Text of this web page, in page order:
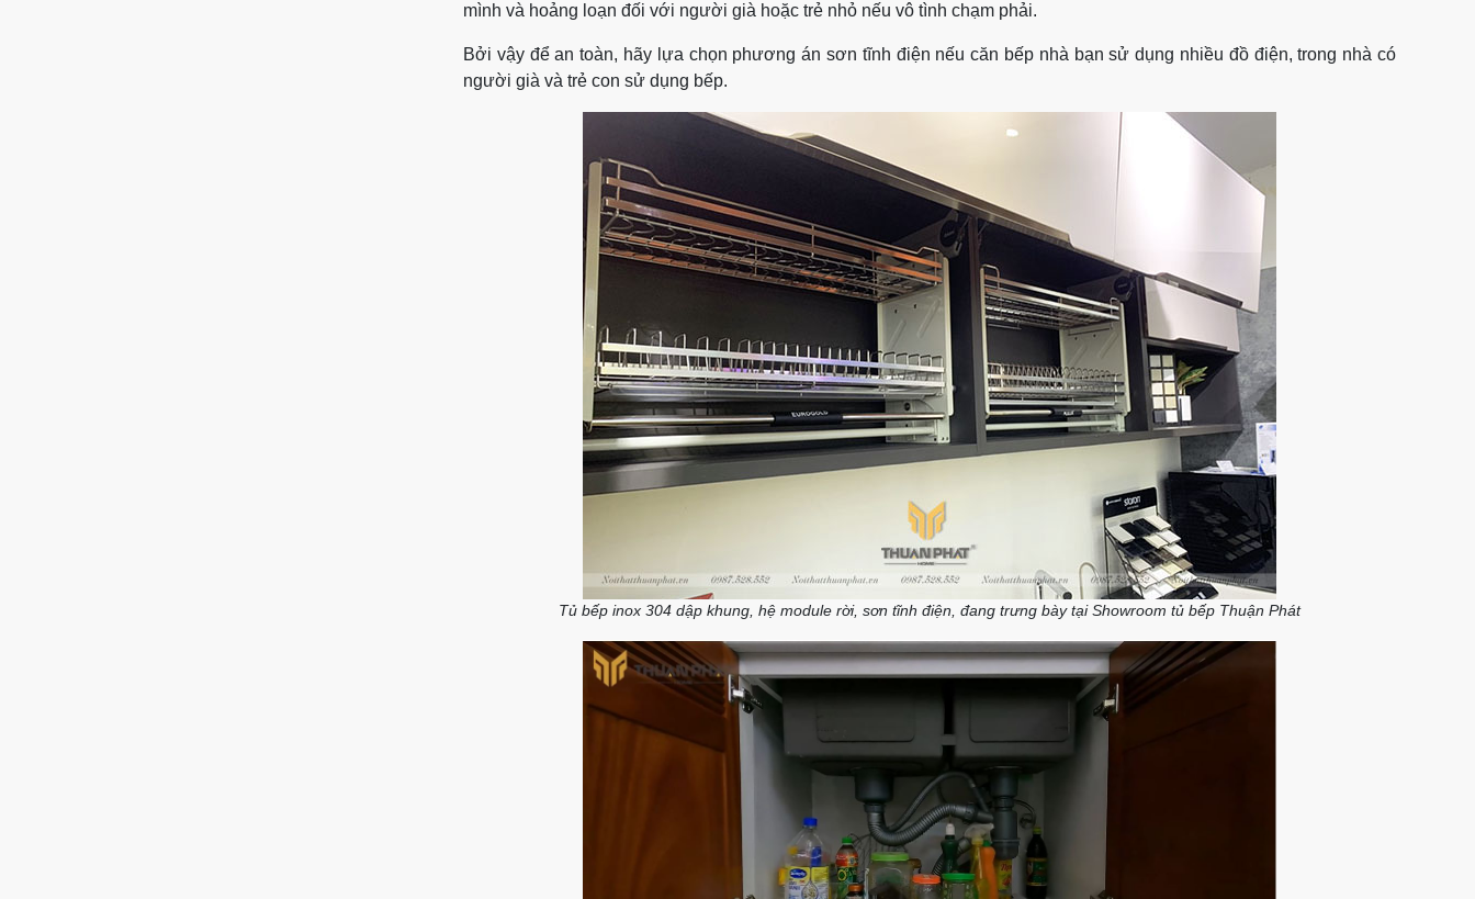
mình và hoảng loạn đối với người già hoặc trẻ nhỏ nếu vô tình chạm phải.
Bởi vậy để an toàn, hãy lựa chọn phương án sơn tĩnh điện nếu căn bếp nhà bạn sử dụng nhiều đồ điện, trong nhà có
người già và trẻ con sử dụng bếp.
Tủ bếp inox 304 dập khung, hệ module rời, sơn tĩnh điện, đang trưng bày tại Showroom tủ bếp Thuận Phát